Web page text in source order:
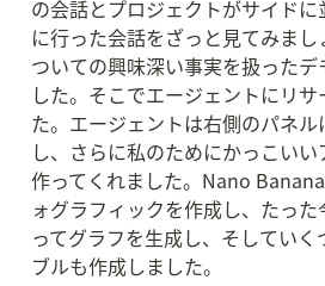
の会話とプロジェクトがサイドに
に行った会話をざっと見てみま
ついての興味深い事実を扱ったデ
した。そこでエージェントにリ
た。エージェントは右側のパネ
し、さらに私のためにかっこいい
作ってくれました。Nano
ォグラフィックを作成し、たっ
ってグラフを生成し、そしてい
ブルも作成しました。